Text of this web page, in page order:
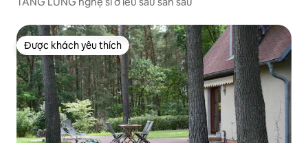
Được khách yêu thích
Được khách yêu thích